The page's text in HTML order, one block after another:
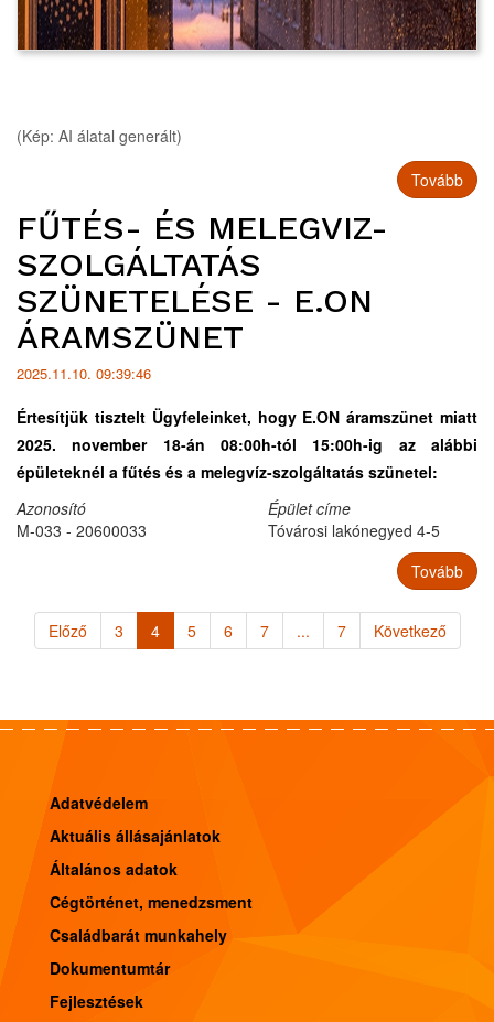
(Kép: AI álatal generált)
Tovább
FŰTÉS- ÉS MELEGVIZ-
SZOLGÁLTATÁS
SZÜNETELÉSE - E.ON
ÁRAMSZÜNET
2025.11.10. 09:39:46
Értesítjük tisztelt Ügyfeleinket, hogy E.ON áramszünet miatt
2025. november 18-án 08:00h-tól 15:00h-ig az alábbi
épületeknél a fűtés és a melegvíz-szolgáltatás szünetel:
Azonosító
Épület címe
M-033 - 20600033
Tóvárosi lakónegyed 4-5
Tovább
Előző 3 4 5 6 7 ... 7 Következő
Adatvédelem
Aktuális állásajánlatok
Általános adatok
Cégtörténet, menedzsment
Családbarát munkahely
Dokumentumtár
Fejlesztések